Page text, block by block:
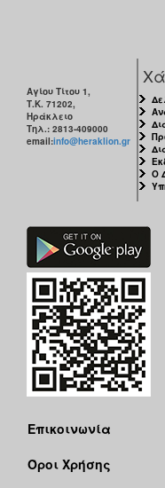
Αγίου Τίτου 1,
Τ.Κ. 71202,
Ηράκλειο
Τηλ.: 2813-409000
email:info@heraklion.gr
Ο
Επικοινωνία
Όροι Χρήσης